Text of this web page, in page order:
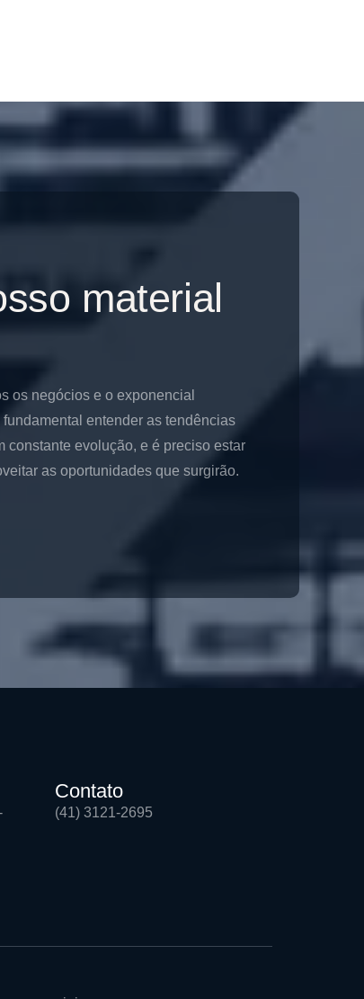
material
os negócios e o exponencial
entender as tendências
constante evolução, e é preciso estar
as oportunidades que surgirão.
Contato
(41) 3121-2695